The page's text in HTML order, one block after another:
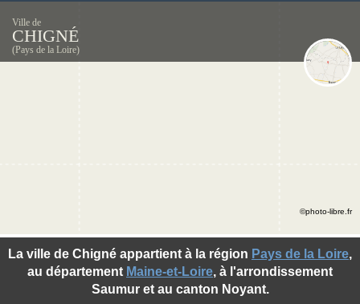
Ville de
CHIGNÉ
(Pays de la Loire)
La ville de Chigné appartient à la région Pays de la Loire,
au département Maine-et-Loire, à l'arrondissement
Saumur et au canton Noyant.
©photo-libre.fr